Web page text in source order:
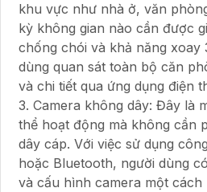
khu vực như nhà ở, văn
kỳ không gian nào cần được
chống chói và khả năng xoay
dùng quan sát toàn bộ căn
và chi tiết qua ứng dụng điện
3. Camera không dây: Đây là
thể hoạt động mà không cần
dây cáp. Với việc sử dụng
hoặc Bluetooth, người dùng
và cấu hình camera một cách